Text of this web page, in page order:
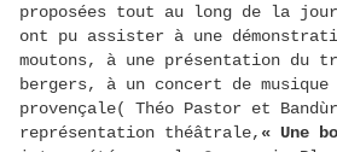
proposées tout au long de la
ont pu assister à une
moutons, à une présentation du
bergers, à un concert de
provençale( Théo Pastor et
représentation théâtrale, « Une